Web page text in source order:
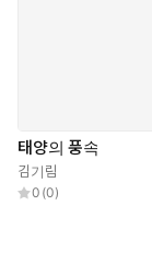
태양의 풍속
김기림
0 (0)